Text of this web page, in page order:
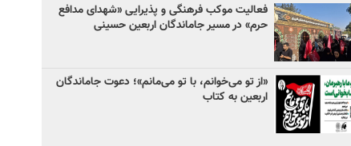
فعالیت موکب فرهنگی و پذیرایی «شهدای مدافع
حرم» در مسیر جاماندگان اربعین حسینی
«از تو می‌خوانم، با تو می‌مانم»؛ دعوت جاماندگان
اربعین به کتاب